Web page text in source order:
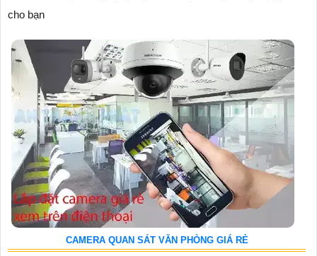
cho bạn
CAMERA QUAN SÁT VĂN PHÒNG GIÁ RẺ